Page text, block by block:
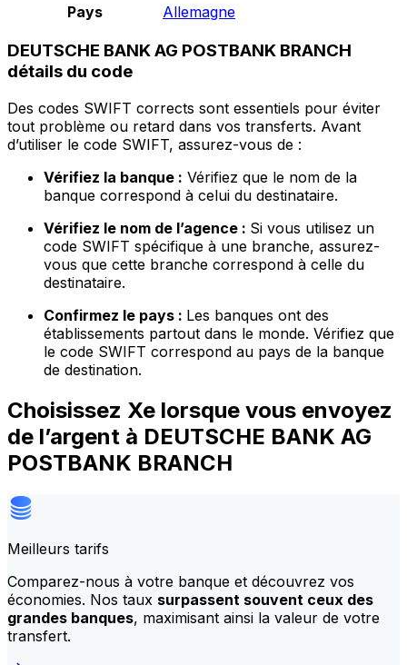
Pays
Allemagne
DEUTSCHE BANK AG POSTBANK BRANCH
détails du code
Des codes SWIFT corrects sont essentiels pour éviter
tout problème ou retard dans vos transferts. Avant
d’utiliser le code SWIFT, assurez-vous de :
Vérifiez la banque : Vérifiez que le nom de la
banque correspond à celui du destinataire.
Vérifiez le nom de l’agence : Si vous utilisez un
code SWIFT spécifique à une branche, assurez-
vous que cette branche correspond à celle du
destinataire.
Confirmez le pays : Les banques ont des
établissements partout dans le monde. Vérifiez que
le code SWIFT correspond au pays de la banque
de destination.
Choisissez Xe lorsque vous envoyez
de l’argent à DEUTSCHE BANK AG
POSTBANK BRANCH
Meilleurs tarifs
Comparez-nous à votre banque et découvrez vos
économies. Nos taux surpassent souvent ceux des
grandes banques, maximisant ainsi la valeur de votre
transfert.